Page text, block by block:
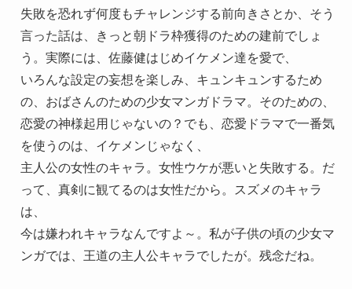
失敗を恐れず何度もチャレンジする前向きさとか、そう
言った話は、きっと朝ドラ枠獲得のための建前でしょ
う。実際には、佐藤健はじめイケメン達を愛で、
いろんな設定の妄想を楽しみ、キュンキュンするため
の、おばさんのための少女マンガドラマ。そのための、
恋愛の神様起用じゃないの？でも、恋愛ドラマで一番気
を使うのは、イケメンじゃなく、
主人公の女性のキャラ。女性ウケが悪いと失敗する。だ
って、真剣に観てるのは女性だから。スズメのキャラ
は、
今は嫌われキャラなんですよ～。私が子供の頃の少女マ
ンガでは、王道の主人公キャラでしたが。残念だね。